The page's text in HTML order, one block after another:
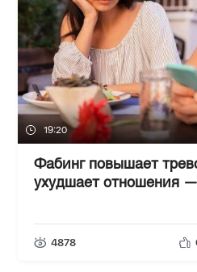
19:20
Фабинг повышает
ухудшает отношения
4878